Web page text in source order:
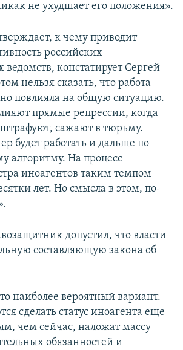
не ухудшает его положения».
к чему приводит
российских
ведомств, констатирует Сергей
нельзя сказать, что работа
повлияла на общую ситуацию.
прямые репрессии, когда
сажают в тюрьму.
будет работать и дальше по
алгоритму. На процесс
иноагентов таким темпом
лет. Но смысла в этом, по-
допустил, что власти
составляющую закона об
наиболее вероятный вариант.
сделать статус иноагента еще
чем сейчас, наложат массу
обязанностей и